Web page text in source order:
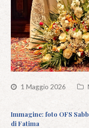
1 Maggio 2026
Immagine: foto OFS
di Fatima